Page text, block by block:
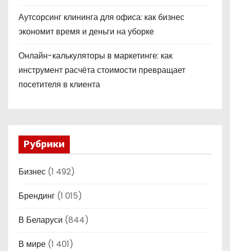
Аутсорсинг клининга для офиса: как бизнес
экономит время и деньги на уборке
Онлайн-калькуляторы в маркетинге: как
инструмент расчёта стоимости превращает
посетителя в клиента
Рубрики
Бизнес (1 492)
Брендинг (1 015)
В Беларуси (844)
В мире (1 401)